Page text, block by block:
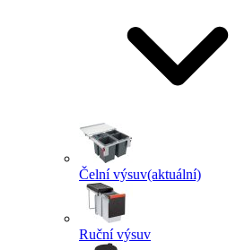
Čelní výsuv(aktuální)
Ruční výsuv